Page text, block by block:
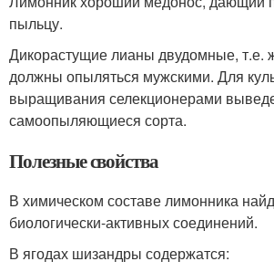
пыльцу.
Дикорастущие лианы двудомные, т.е.
должны опыляться мужскими. Для
выращивания селекционерами
самоопыляющиеся сорта.
Полезные свойства
В химическом составе лимонника
биологически-активных соединений.
В ягодах шизандры содержатся: